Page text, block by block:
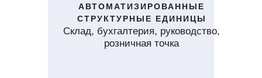
АВТОМАТИЗИРОВАННЫЕ
СТРУКТУРНЫЕ ЕДИНИЦЫ
Склад, бухгалтерия, руководство,
розничная точка